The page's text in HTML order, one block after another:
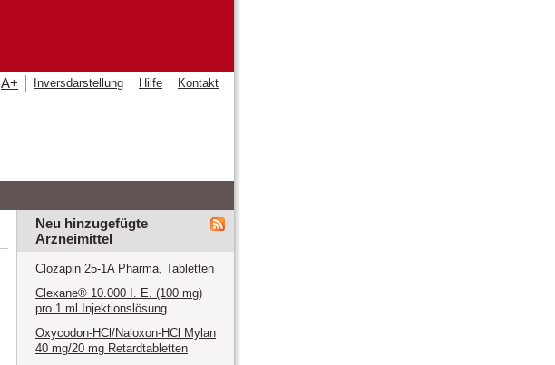
A+ Inversdarstellung Hilfe Kontakt
Neu hinzugefügte
Arzneimittel
Clozapin 25-1A Pharma, Tabletten
Clexane® 10.000 I. E. (100 mg)
pro 1 ml Injektionslösung
Oxycodon-HCl/Naloxon-HCl Mylan
40 mg/20 mg Retardtabletten